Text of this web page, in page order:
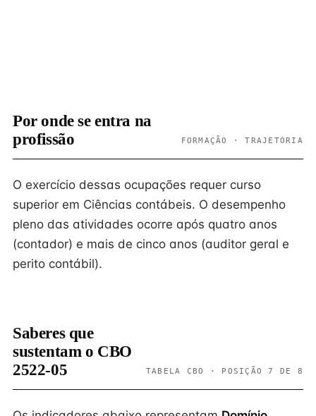
Por onde se entra na
profissão
FORMAÇÃO · TRAJETÓRIA
O exercício dessas ocupações requer curso
superior em Ciências contábeis. O desempenho
pleno das atividades ocorre após quatro anos
(contador) e mais de cinco anos (auditor geral e
perito contábil).
Saberes que
sustentam o CBO
2522-05
TABELA CBO · POSIÇÃO 7 DE 8